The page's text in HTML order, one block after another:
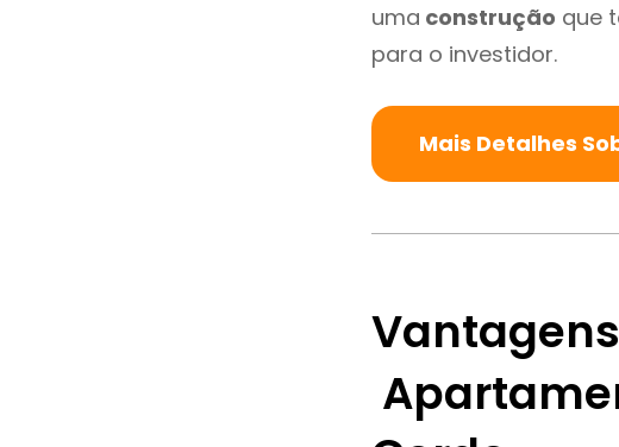
uma construção que
para o investidor.
Mais Detalhes